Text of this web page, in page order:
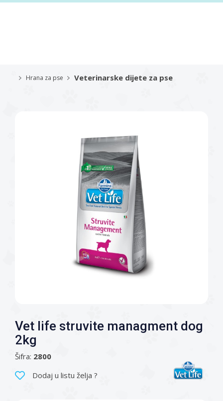
Hrana za pse Veterinarske dijete za pse
Vet life struvite managment dog
2kg
Šifra: 2800
Dodaj u listu želja ?